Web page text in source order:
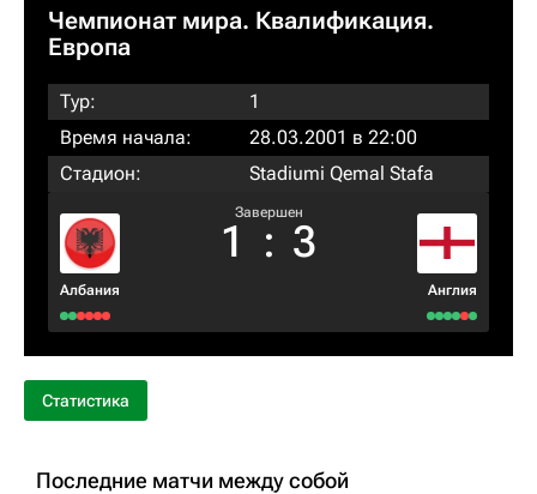
Чемпионат мира. Квалификация.
Европа
Тур:
1
Время начала:
28.03.2001 в 22:00
Стадион:
Stadiumi Qemal Stafa
Албания
Завершен
1 : 3
Англия
Статистика
Последние матчи между собой